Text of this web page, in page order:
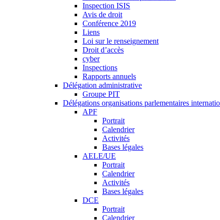
Inspection ISIS
Avis de droit
Conférence 2019
Liens
Loi sur le renseignement
Droit d’accès
cyber
Inspections
Rapports annuels
Délégation administrative
Groupe PIT
Délégations organisations parlementaires
APF
Portrait
Calendrier
Activités
Bases légales
AELE/UE
Portrait
Calendrier
Activités
Bases légales
DCE
Portrait
Calendrier